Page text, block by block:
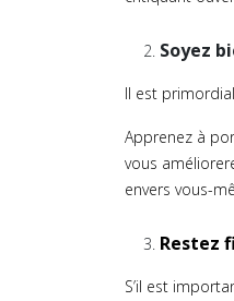
Soyez
Il est
Apprenez à
vous
envers vous-
Restez
S’il est